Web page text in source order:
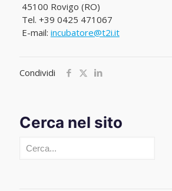
45100 Rovigo (RO)
Tel. +39 0425 471067
E-mail: incubatore@t2i.it
Condividi
Cerca nel sito
Cerca